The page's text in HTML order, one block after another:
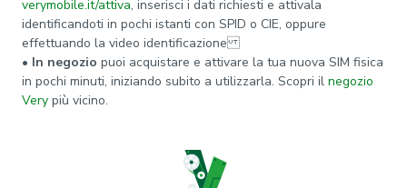
verymobile.it/attiva, inserisci i dati richiesti e attivala
identificandoti in pochi istanti con SPID o CIE, oppure
effettuando la video identificazione
• In negozio puoi acquistare e attivare la tua nuova SIM fisica
in pochi minuti, iniziando subito a utilizzarla. Scopri il negozio
Very più vicino.